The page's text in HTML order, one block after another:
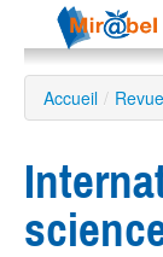
Le réseau
Soutien
Listes
Accueil /